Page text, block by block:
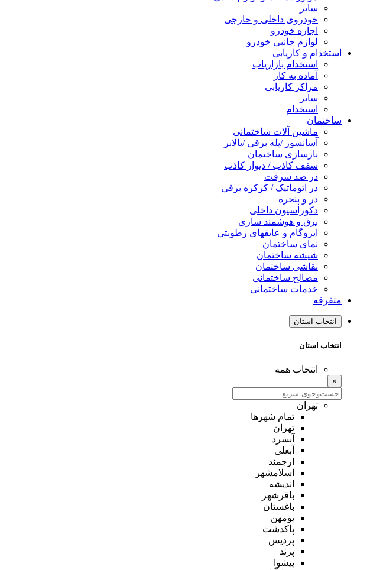
سایر
خودروی داخلی و خارجی
اجاره خودرو
لوازم جانبی خودرو
استخدام و کاریابی
استخدام بازاریاب
آماده به کار
مراکز کاریابی
سایر
استخدام
ساختمان
ماشین آلات ساختمانی
آسانسور /پله برقی /بالابر
بازسازی ساختمان
سقف کاذب / دیوار کاذب
در ضد سرقت
در اتوماتیک / کرکره برقی
در و پنجره
دکوراسیون داخلی
برق و هوشمند سازی
ایزوگام و عایقهای رطوبتی
نمای ساختمان
شیشه ساختمان
نقاشی ساختمان
مصالح ساختمانی
خدمات ساختمانی
متفرقه
انتخاب استان
انتخاب استان
انتخاب همه
×
تهران
تمام شهر‌ها
تهران
آبسرد
آبعلی
ارجمند
اسلامشهر
اندیشه
باقرشهر
باغستان
بومهن
پاکدشت
پردیس
پرند
پیشوا